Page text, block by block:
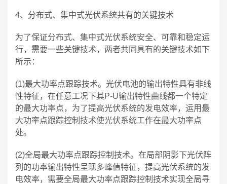
4、分布式、集中式光伏系统共有的关键技术
为了保证分布式、集中式光伏系统安全、可靠和稳定运
行，需要一些关键技术，两者共同具有的关键技术如下
所示：
(1)最大功率点跟踪技术。光伏电池的输出特性具有非线
性特征，在任意工况下其P-U输出特性曲线都一个特定
的最大功率点，为了提高光伏系统的发电效率，运用最
大功率点跟踪控制技术使光伏系统工作在最大功率点
处。
(2)全局最大功率点跟踪控制技术。在局部阴影下光伏阵
列的功率输出特性呈现多峰值特征，提高光伏系统的发
电效率，需要全局最大功率点跟踪控制技术实现全局寻